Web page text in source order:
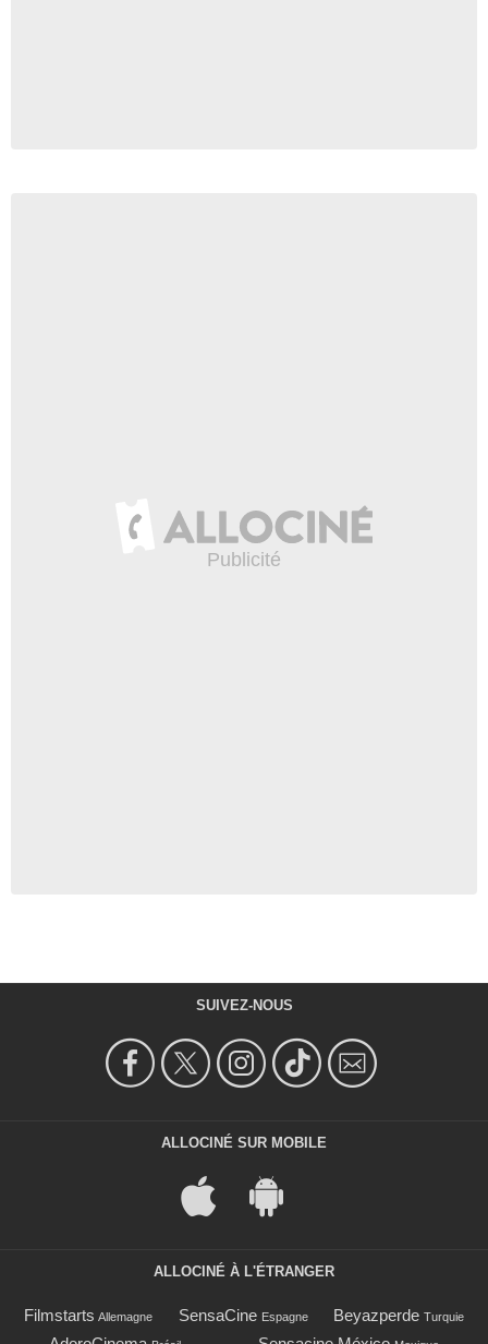
SUIVEZ-NOUS
ALLOCINÉ SUR MOBILE
ALLOCINÉ À L'ÉTRANGER
Filmstarts Allemagne SensaCine Espagne Beyazperde Turquie